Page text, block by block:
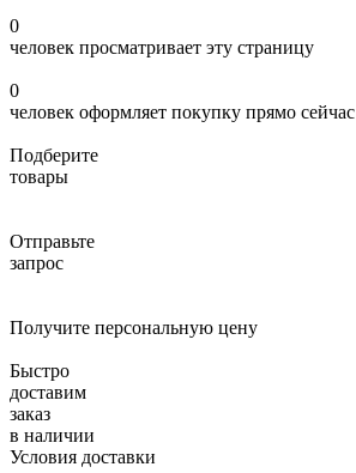
0
человек просматривает эту страницу
0
человек оформляет покупку прямо сейчас
Подберите
товары
Отправьте
запрос
Получите персональную цену
Быстро
доставим
заказ
в наличии
Условия доставки